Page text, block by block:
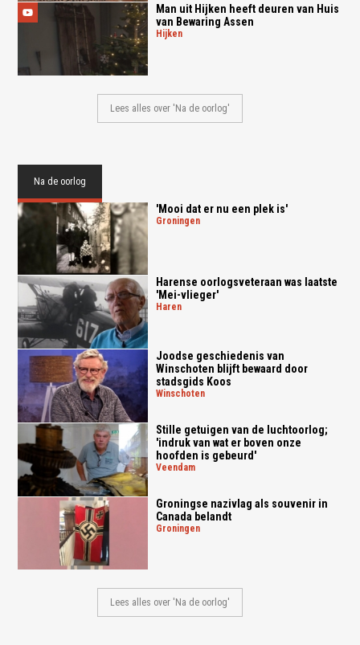
Man uit Hijken heeft deuren van Huis
van Bewaring Assen
hijken
Lees alles over 'Na de oorlog'
Na de oorlog
'Mooi dat er nu een plek is'
groningen
Harense oorlogsveteraan was laatste
'Mei-vlieger'
haren
Joodse geschiedenis van
Winschoten blijft bewaard door
stadsgids Koos
winschoten
Stille getuigen van de luchtoorlog;
'indruk van wat er boven onze
hoofden is gebeurd'
veendam
Groningse nazivlag als souvenir in
Canada belandt
groningen
Lees alles over 'Na de oorlog'